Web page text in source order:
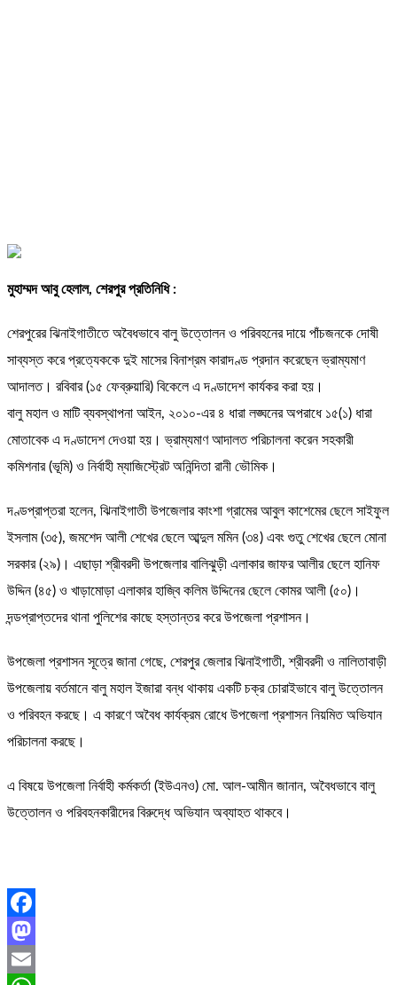
মুহাম্মদ আবু হেলাল, শেরপুর প্রতিনিধি :
শেরপুরের ঝিনাইগাতীতে অবৈধভাবে বালু উত্তোলন ও পরিবহনের দায়ে পাঁচজনকে দোষী
সাব্যস্ত করে প্রত্যেককে দুই মাসের বিনাশ্রম কারাদণ্ড প্রদান করেছেন ভ্রাম্যমাণ
আদালত। রবিবার (১৫ ফেব্রুয়ারি) বিকেলে এ দণ্ডাদেশ কার্যকর করা হয়।
বালু মহাল ও মাটি ব্যবস্থাপনা আইন, ২০১০-এর ৪ ধারা লঙ্ঘনের অপরাধে ১৫(১) ধারা
মোতাবেক এ দণ্ডাদেশ দেওয়া হয়। ভ্রাম্যমাণ আদালত পরিচালনা করেন সহকারী
কমিশনার (ভূমি) ও নির্বাহী ম্যাজিস্ট্রেট অনিন্দিতা রানী ভৌমিক।
দণ্ডপ্রাপ্তরা হলেন, ঝিনাইগাতী উপজেলার কাংশা গ্রামের আবুল কাশেমের ছেলে সাইফুল
ইসলাম (৩৫), জমশেদ আলী শেখের ছেলে আব্দুল মমিন (৩৪) এবং গুতু শেখের ছেলে মোনা
সরকার (২৯)। এছাড়া শ্রীবরদী উপজেলার বালিঝুড়ী এলাকার জাফর আলীর ছেলে হানিফ
উদ্দিন (৪৫) ও খাড়ামোড়া এলাকার হাজ্বি কলিম উদ্দিনের ছেলে কোমর আলী (৫০)।
দন্ডপ্রাপ্তদের থানা পুলিশের কাছে হস্তান্তর করে উপজেলা প্রশাসন।
উপজেলা প্রশাসন সূত্রে জানা গেছে, শেরপুর জেলার ঝিনাইগাতী, শ্রীবরদী ও নালিতাবাড়ী
উপজেলায় বর্তমানে বালু মহাল ইজারা বন্ধ থাকায় একটি চক্র চোরাইভাবে বালু উত্তোলন
ও পরিবহন করছে। এ কারণে অবৈধ কার্যক্রম রোধে উপজেলা প্রশাসন নিয়মিত অভিযান
পরিচালনা করছে।
এ বিষয়ে উপজেলা নির্বাহী কর্মকর্তা (ইউএনও) মো. আল-আমীন জানান, অবৈধভাবে বালু
উত্তোলন ও পরিবহনকারীদের বিরুদ্ধে অভিযান অব্যাহত থাকবে।
Facebook
Mastodon